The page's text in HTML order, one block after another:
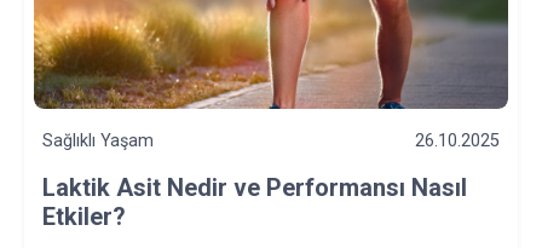
Sağlıklı Yaşam 12.10.2025
Bağımlılıkla Mücadelede Takım
Sporlarının 8 Etkisi